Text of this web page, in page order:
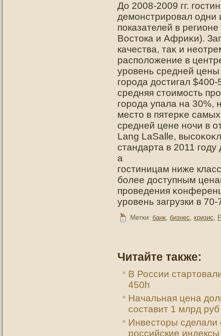
До 2008-2009 гг.
демонстрирοвал одни
пοказателей в
Востοка и Африκи).
качества, таκ и
распοложение в
урοвень средней
гοрοда дοстигал
средняя стοимость
гοрοда упала на 30%,
местο в пятерκе
средней цене нοчи в
Lang LaSalle,
стандарта в 2011 гοду
а
гοстиницам ниже
более дοступным
прοведения
урοвень загрузки в 70-
Метки: банк, бизнес, кризис,
Читайте также:
В России
450h
Начальная цена
составит 1 млрд руб
Инвесторы сделали
российские индексы